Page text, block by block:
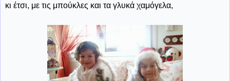
κι έτσι, με τις μπούκλες και τα γλυκά χαμόγελα,